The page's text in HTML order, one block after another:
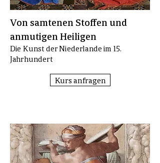
Von samtenen Stoffen und
anmutigen Heiligen
Die Kunst der Niederlande im 15.
Jahrhundert
Kurs anfragen